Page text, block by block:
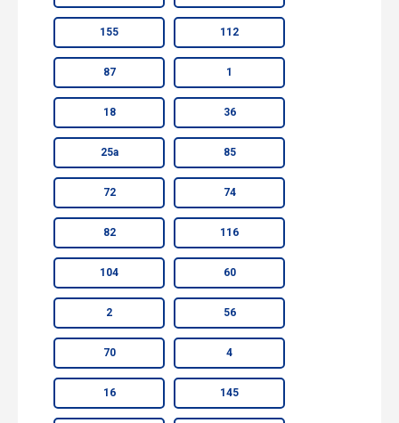
155 112
87 1
18 36
25а 85
72 74
82 116
104 60
2 56
70 4
16 145